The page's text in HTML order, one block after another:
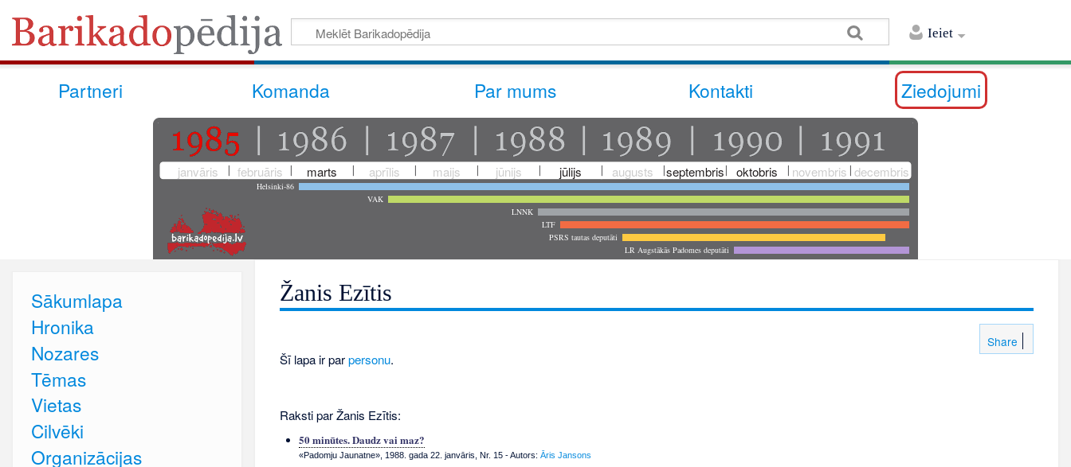
Ieiet
Partneri Komanda Par mums Kontakti Ziedojumi
janvāris februāris marts aprīlis maijs jūnijs jūlijs augusts septembris oktobris novembris decembris
Helsinki-86
VAK
LNNK
LTF
PSRS tautas deputāti
LR Augstākās Padomes deputāti
Žanis Ezītis
Share
Šī lapa ir parpersonu.
Raksti par Žanis Ezītis:
50 minūtes. Daudz vai maz?
«Padomju Jaunatne», 1988. gada 22. janvāris, Nr. 15- Autors: Āris Jansons
Sākumlapa
Hronika
Nozares
Tēmas
Vietas
Cilvēki
Organizācijas